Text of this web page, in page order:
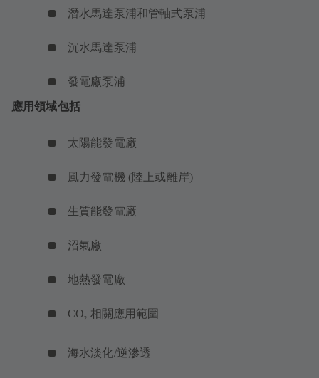
潛水馬達泵浦和管軸式泵浦
沉水馬達泵浦
發電廠泵浦
應用領域包括
太陽能發電廠
風力發電機 (陸上或離岸)
生質能發電廠
沼氣廠
地熱發電廠
CO2 相關應用範圍
海水淡化/逆滲透